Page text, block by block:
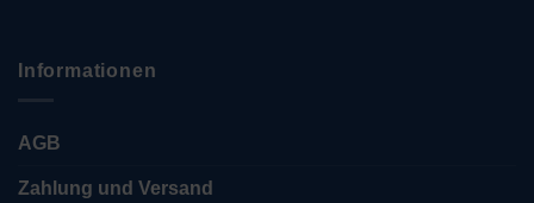
Informationen
AGB
Zahlung und Versand